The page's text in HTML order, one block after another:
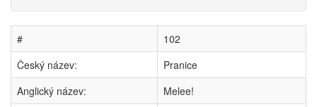
#
102
Český název:
Pranice
Anglický název:
Melee!